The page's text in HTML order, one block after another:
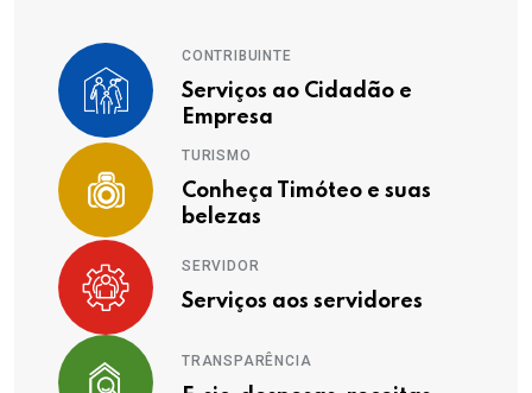
CONTRIBUINTE
Serviços ao Cidadão e
Empresa
TURISMO
Conheça Timóteo e suas
belezas
SERVIDOR
Serviços aos servidores
TRANSPARÊNCIA